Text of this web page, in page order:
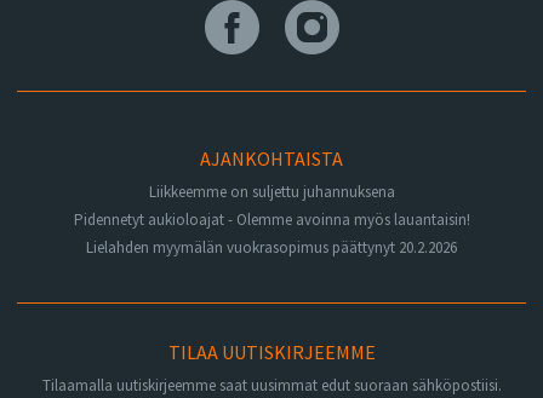
AJANKOHTAISTA
Liikkeemme on suljettu juhannuksena
Pidennetyt aukioloajat - Olemme avoinna myös lauantaisin!
Lielahden myymälän vuokrasopimus päättynyt 20.2.2026
TILAA UUTISKIRJEEMME
Tilaamalla uutiskirjeemme saat uusimmat edut suoraan sähköpostiisi.